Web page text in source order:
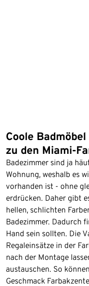
Coole
zu den Miami-
Badezimmer sind ja
Wohnung, weshalb es
vorhanden ist - ohne
erdrücken. Daher gibt
hellen, schlichten
Badezimmer. Dadurch
Hand sein sollten. Die
Regaleinsätze in der
nach der Montage
austauschen. So
Geschmack